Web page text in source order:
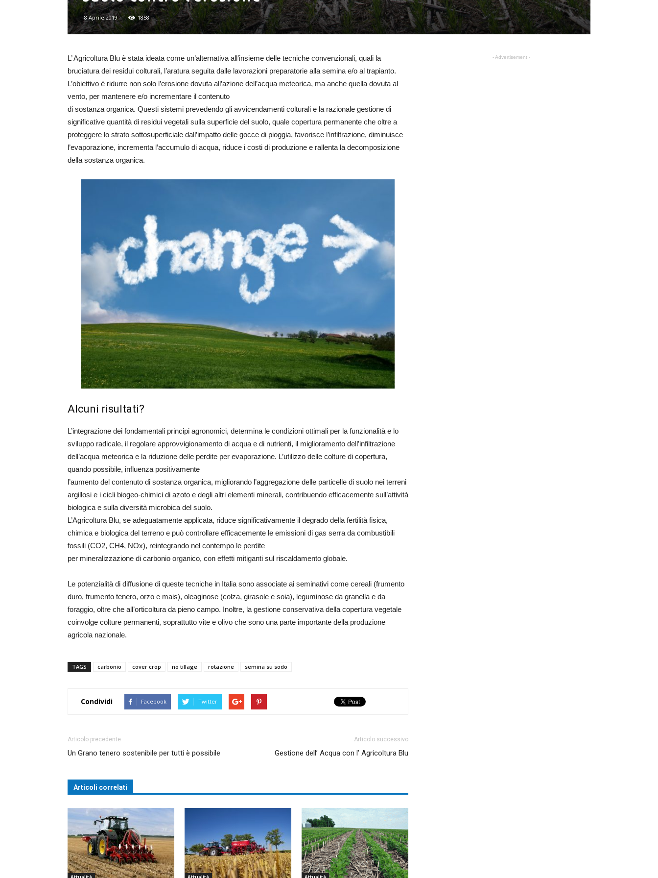
8 Aprile 2019 1858
L’ Agricoltura Blu è stata ideata come un’alternativa all’insieme delle tecniche convenzionali, quali la
bruciatura dei residui colturali, l’aratura seguita dalle lavorazioni preparatorie alla semina e/o al trapianto.
L’obiettivo è ridurre non solo l’erosione dovuta all’azione dell’acqua meteorica, ma anche quella dovuta al
vento, per mantenere e/o incrementare il contenuto
di sostanza organica. Questi sistemi prevedendo gli avvicendamenti colturali e la razionale gestione di
significative quantità di residui vegetali sulla superficie del suolo, quale copertura permanente che oltre a
proteggere lo strato sottosuperficiale dall’impatto delle gocce di pioggia, favorisce l’infiltrazione, diminuisce
l’evaporazione, incrementa l’accumulo di acqua, riduce i costi di produzione e rallenta la decomposizione
della sostanza organica.
Alcuni risultati?
L’integrazione dei fondamentali principi agronomici, determina le condizioni ottimali per la funzionalità e lo
sviluppo radicale, il regolare approvvigionamento di acqua e di nutrienti, il miglioramento dell’infiltrazione
dell’acqua meteorica e la riduzione delle perdite per evaporazione. L’utilizzo delle colture di copertura,
quando possibile, influenza positivamente
l’aumento del contenuto di sostanza organica, migliorando l’aggregazione delle particelle di suolo nei terreni
argillosi e i cicli biogeo-chimici di azoto e degli altri elementi minerali, contribuendo efficacemente sull’attività
biologica e sulla diversità microbica del suolo.
L’Agricoltura Blu, se adeguatamente applicata, riduce significativamente il degrado della fertilità fisica,
chimica e biologica del terreno e può controllare efficacemente le emissioni di gas serra da combustibili
fossili (CO2, CH4, NOx), reintegrando nel contempo le perdite
per mineralizzazione di carbonio organico, con effetti mitiganti sul riscaldamento globale.
Le potenzialità di diffusione di queste tecniche in Italia sono associate ai seminativi come cereali (frumento
duro, frumento tenero, orzo e mais), oleaginose (colza, girasole e soia), leguminose da granella e da
foraggio, oltre che all’orticoltura da pieno campo. Inoltre, la gestione conservativa della copertura vegetale
coinvolge colture permanenti, soprattutto vite e olivo che sono una parte importante della produzione
agricola nazionale.
TAGS carbonio cover crop no tillage rotazione semina su sodo
Condividi Facebook Twitter
Articolo precedente
Un Grano tenero sostenibile per tutti è possibile
Articolo successivo
Gestione dell’ Acqua con l’ Agricoltura Blu
Articoli correlati
- Advertisement -